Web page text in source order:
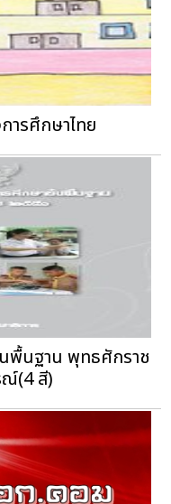
ารศึกษาไทย
พื้นฐาน พุทธศักราช
(4 สี)